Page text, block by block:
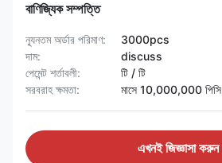
বাণিজ্যিক সম্পত্তি
ন্যূনতম অর্ডার পরিমাণ:
3000pcs
দাম:
discuss
পেমেন্ট শর্তাবলী:
টি / টি
সরবরাহ ক্ষমতা:
মাসে 10,000,000 পিসি
এখনই জিজ্ঞাসা করুন